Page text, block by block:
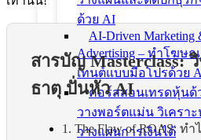
ด้วย AI
AI-Driven Marketing
Advertising – ทำโฆษ
เทนต์แบบมือโปรด้วย
คอร์สสอนเทรดหุ้นด้
วางพอร์ตแม่น วิเครา
วางแผนการเงินได้
สารบัญ Masterclass:
ธาตุ ปั่นหัว AI
1. The Flaw of ROAS: ท